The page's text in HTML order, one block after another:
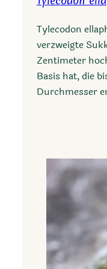
Tylecodon
verzweigte
Zentimeter
Basis hat, die
Durchmesser